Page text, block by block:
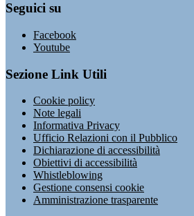
Seguici su
Facebook
Youtube
Sezione Link Utili
Cookie policy
Note legali
Informativa Privacy
Ufficio Relazioni con il Pubblico
Dichiarazione di accessibilità
Obiettivi di accessibilità
Whistleblowing
Gestione consensi cookie
Amministrazione trasparente